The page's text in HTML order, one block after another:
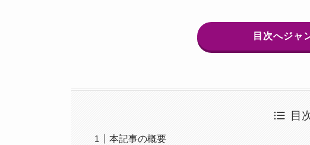
目次へジャ
目
本記事の概要